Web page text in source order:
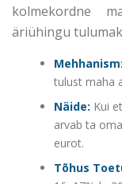
kolmekordne
äriühingu
Mehhanism:
tulust maha
Näide: Kui
arvab ta
eurot.
Tõhus